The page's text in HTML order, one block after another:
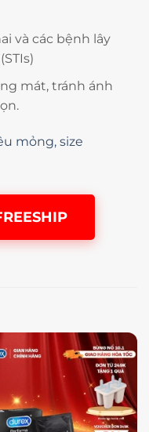
và các bệnh lây
mát, tránh ánh
mỏng, size